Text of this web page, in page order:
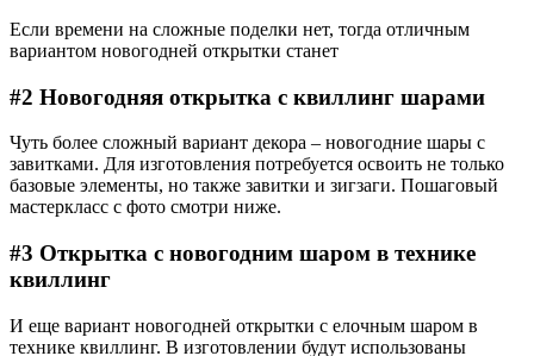
Если времени на сложные поделки нет, тогда отличным
вариантом новогодней открытки станет
#2 Новогодняя открытка с квиллинг шарами
Чуть более сложный вариант декора – новогодние шары с
завитками. Для изготовления потребуется освоить не только
базовые элементы, но также завитки и зигзаги. Пошаговый
мастеркласс с фото смотри ниже.
#3 Открытка с новогодним шаром в технике
квиллинг
И еще вариант новогодней открытки с елочным шаром в
технике квиллинг. В изготовлении будут использованы